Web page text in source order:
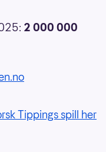
2 000 000
Tippings spill her